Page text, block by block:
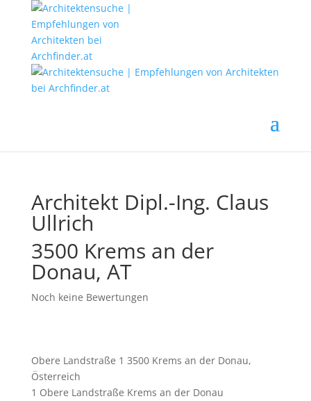
Architekt Dipl.-Ing. Claus
Ullrich
3500 Krems an der
Donau, AT
Noch keine Bewertungen
Obere Landstraße 1 3500 Krems an der Donau,
Österreich
1 Obere Landstraße Krems an der Donau